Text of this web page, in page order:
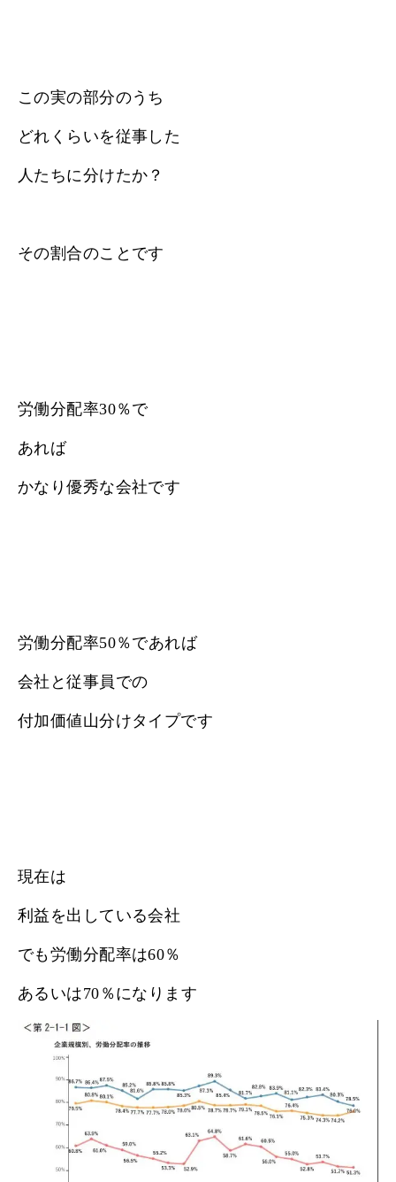
この実の部分のうち
どれくらいを従事した
人たちに分けたか？
その割合のことです
労働分配率30％で
あれば
かなり優秀な会社です
労働分配率50％であれば
会社と従事員での
付加価値山分けタイプです
現在は
利益を出している会社
でも労働分配率は60％
あるいは70％になります